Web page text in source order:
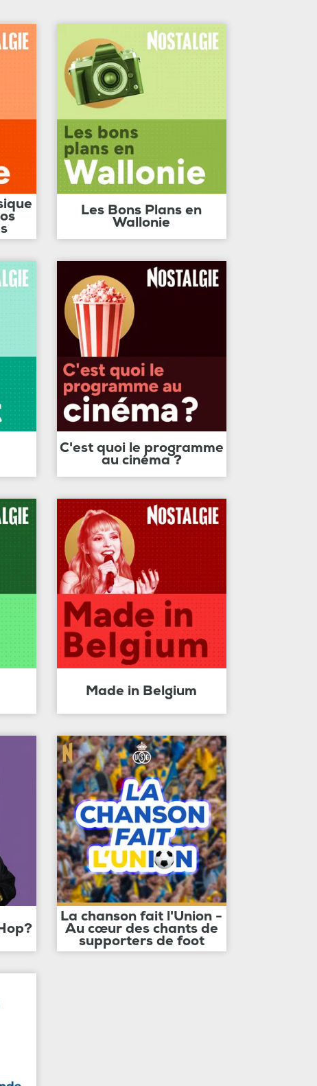
Les Bons Plans en
Wallonie
C'est quoi le programme
au cinéma ?
Made in Belgium
La chanson fait l'Union -
Au cœur des chants de
supporters de foot